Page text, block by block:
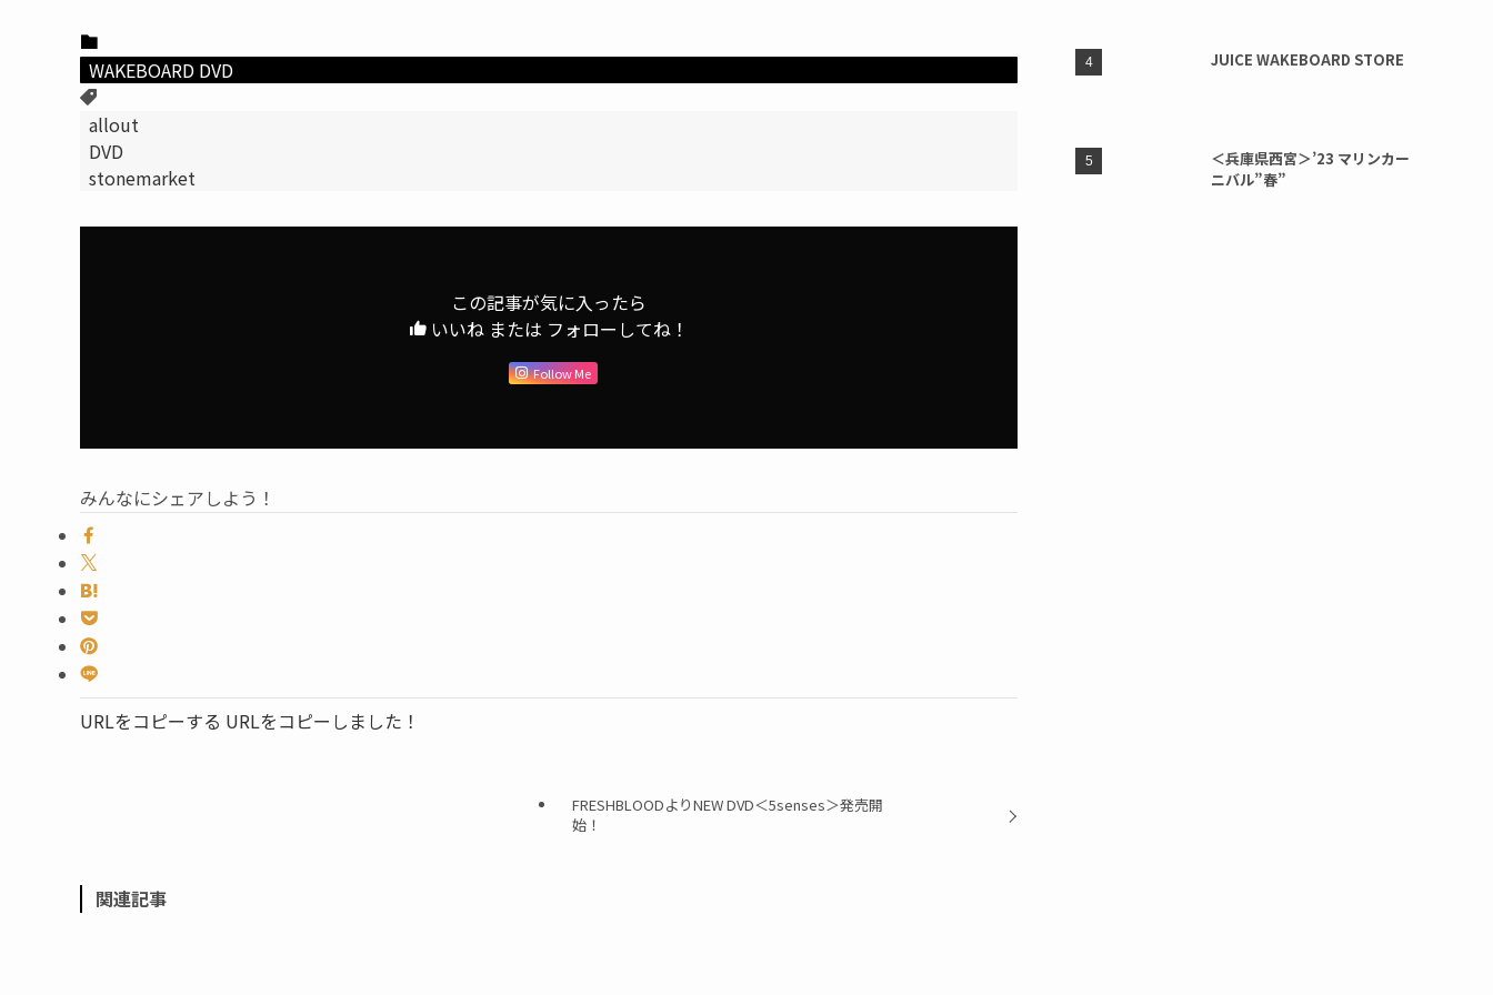
WAKEBOARD DVD
allout
DVD
stonemarket
この記事が気に入ったら
いいね または フォローしてね！
Follow Me
みんなにシェアしよう！
URLをコピーする URLをコピーしました！
FRESHBLOODよりNEW DVD＜5senses＞発売開
始！
関連記事
JUICE WAKEBOARD STORE
＜兵庫県西宮＞’23 マリンカー
ニバル”春”